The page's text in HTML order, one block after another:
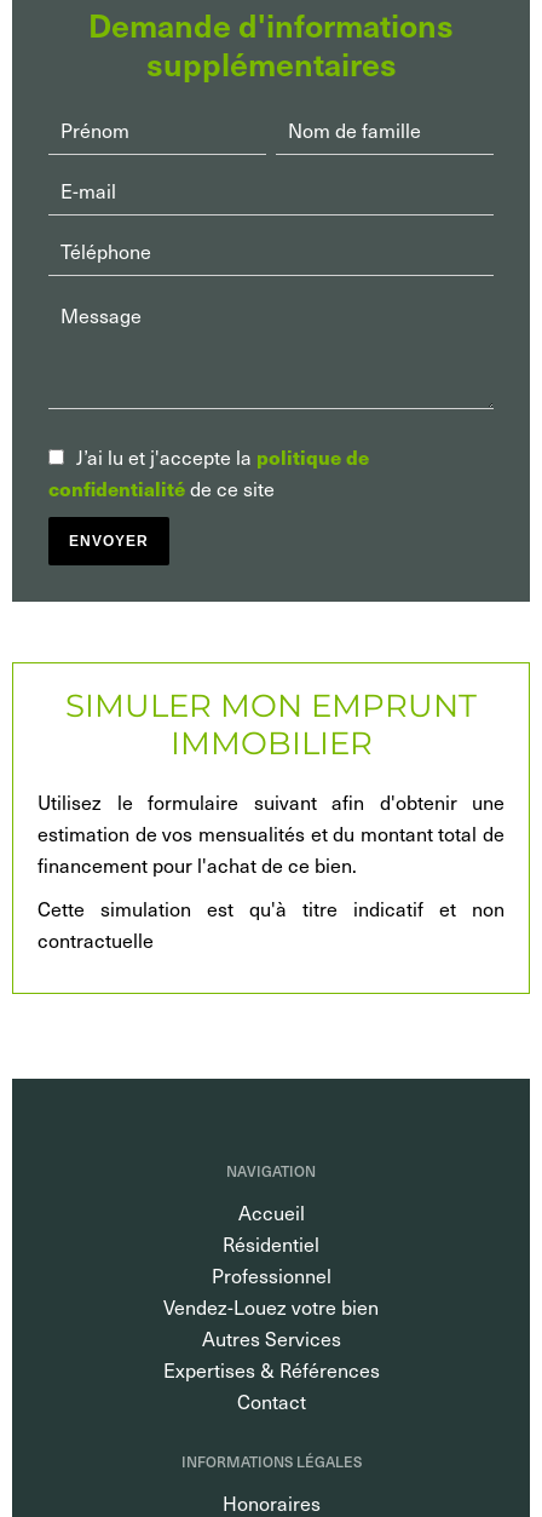
Demande d'informations
supplémentaires
J’ai lu et j'accepte la politique de
confidentialitéde ce site
ENVOYER
SIMULER MON EMPRUNT
IMMOBILIER
Utilisez le formulaire suivant afin d'obtenir une
estimation de vos mensualités et du montant total de
financement pour l'achat de ce bien.
Cette simulation est qu'à titre indicatif et non
contractuelle
NAVIGATION
Accueil
Résidentiel
Professionnel
Vendez-Louez votre bien
Autres Services
Expertises & Références
Contact
INFORMATIONS LÉGALES
Honoraires